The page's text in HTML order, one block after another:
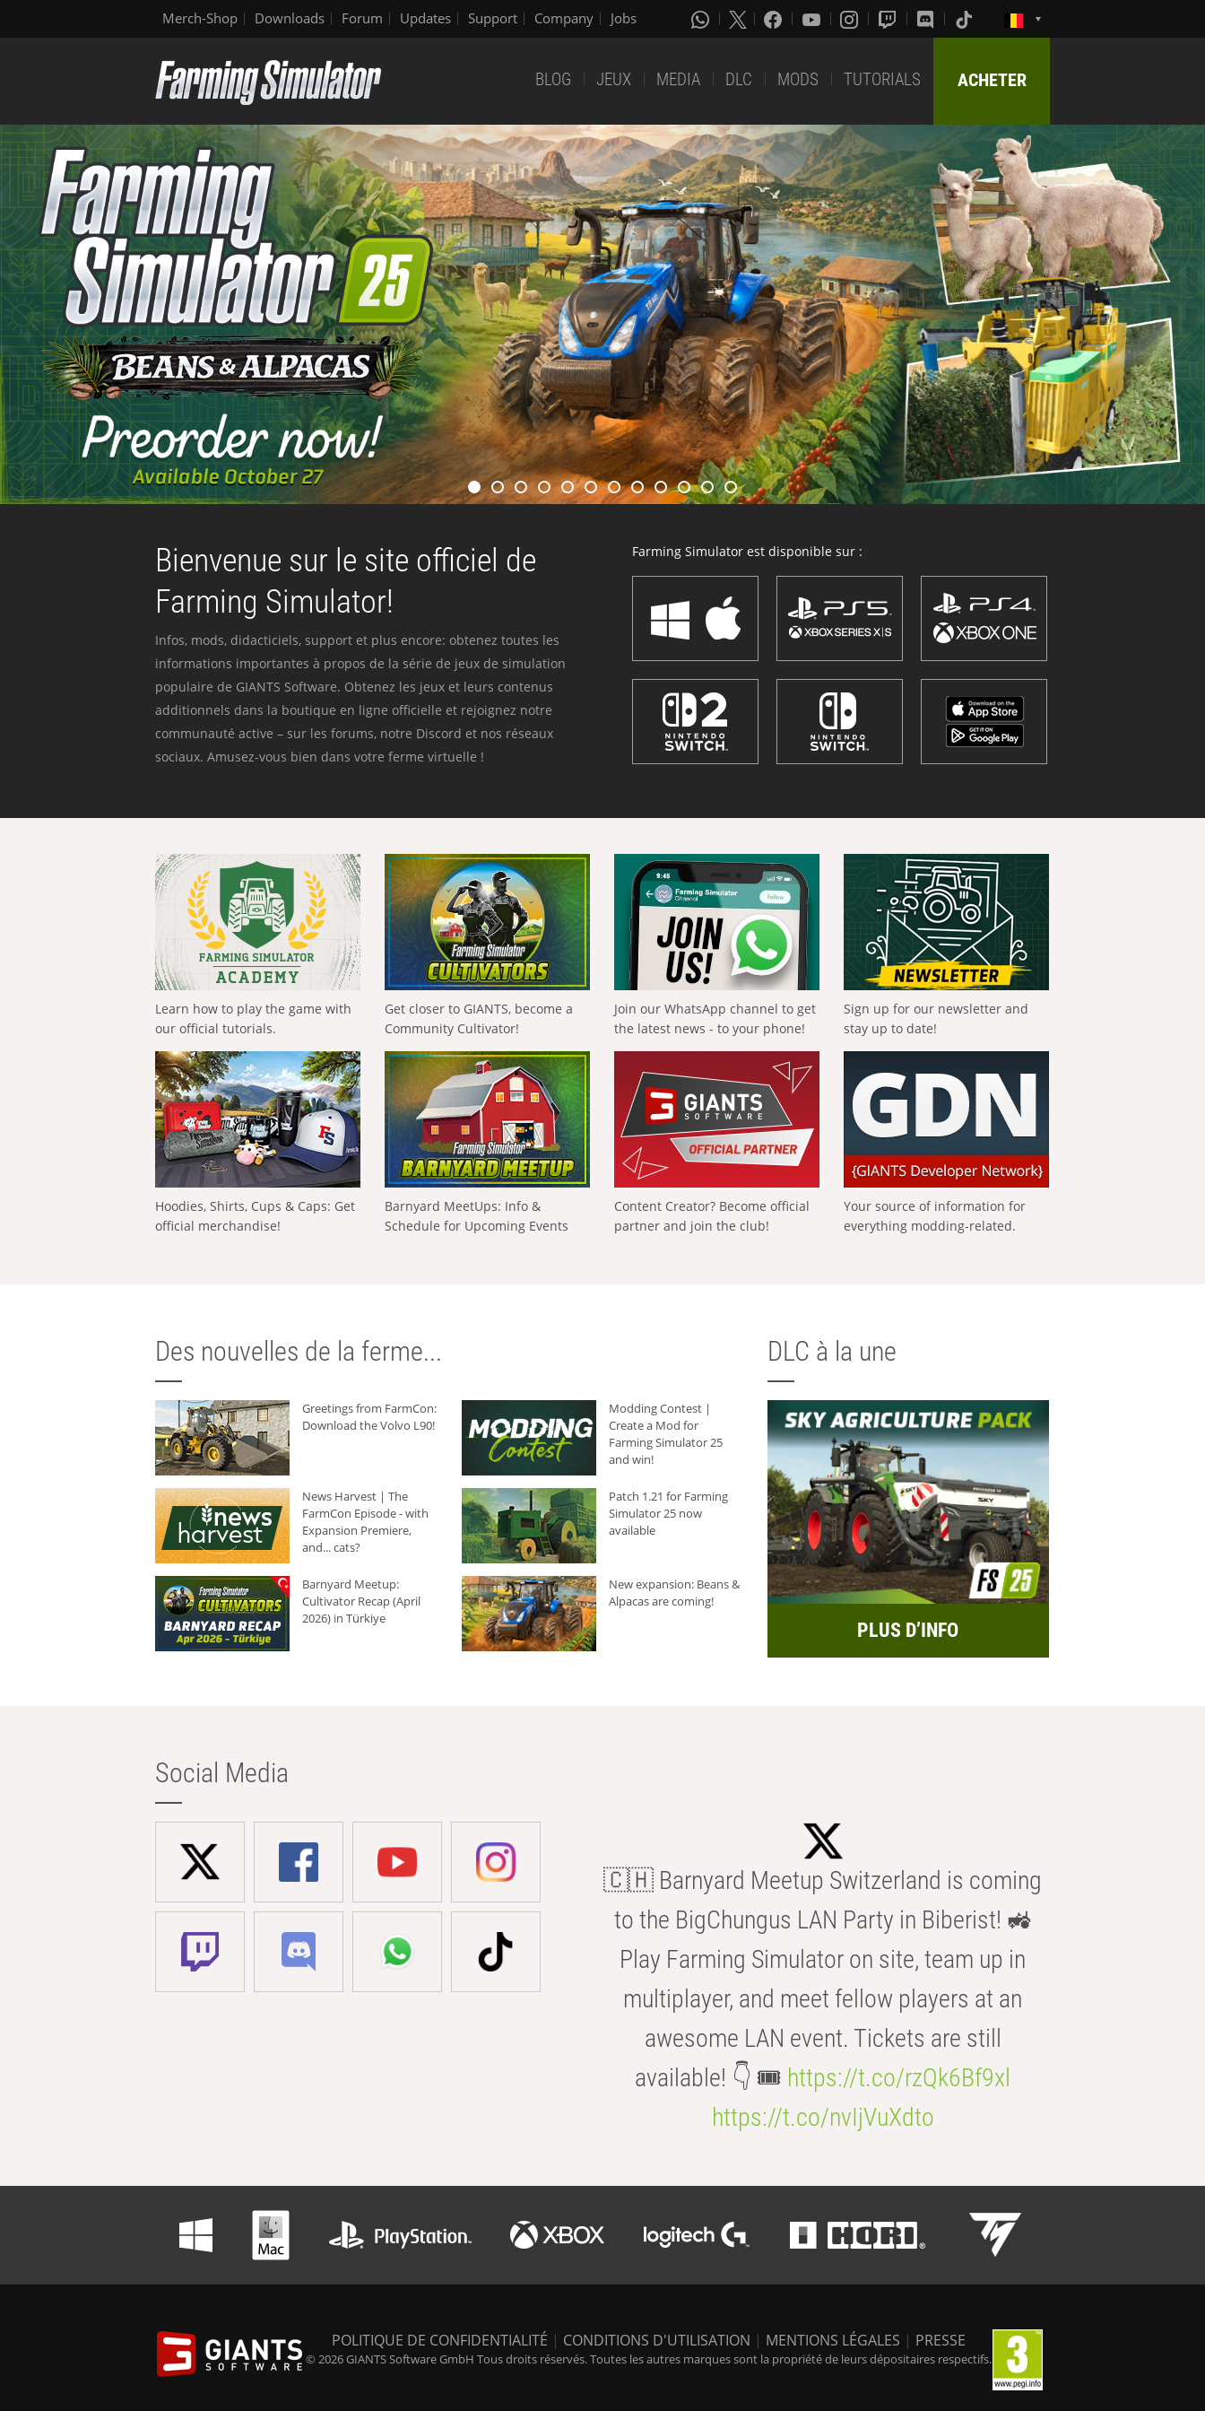
Merch-Shop Downloads Forum Updates Support Company Jobs
BLOG JEUX MEDIA DLC MODS TUTORIALS ACHETER
Bienvenue sur le site officiel de
Farming Simulator!
Infos, mods, didacticiels, support et plus encore: obtenez toutes les
informations importantes à propos de la série de jeux de simulation
populaire de GIANTS Software. Obtenez les jeux et leurs contenus
additionnels dans la boutique en ligne officielle et rejoignez notre
communauté active – sur les forums, notre Discord et nos réseaux
sociaux. Amusez-vous bien dans votre ferme virtuelle !
Farming Simulator est disponible sur :
Learn how to play the game with
our official tutorials.
Get closer to GIANTS, become a
Community Cultivator!
Join our WhatsApp channel to get
the latest news - to your phone!
Sign up for our newsletter and
stay up to date!
Hoodies, Shirts, Cups & Caps: Get
official merchandise!
Barnyard MeetUps: Info &
Schedule for Upcoming Events
Content Creator? Become official
partner and join the club!
Your source of information for
everything modding-related.
Des nouvelles de la ferme...
Greetings from FarmCon:
Download the Volvo L90!
Modding Contest |
Create a Mod for
Farming Simulator 25
and win!
News Harvest | The
FarmCon Episode - with
Expansion Premiere,
and... cats?
Patch 1.21 for Farming
Simulator 25 now
available
Barnyard Meetup:
Cultivator Recap (April
2026) in Türkiye
New expansion: Beans &
Alpacas are coming!
DLC à la une
PLUS D’INFO
Social Media
🇨🇭 Barnyard Meetup Switzerland is coming
to the BigChungus LAN Party in Biberist! 🚜
Play Farming Simulator on site, team up in
multiplayer, and meet fellow players at an
awesome LAN event. Tickets are still
available! 👇 🎟️ https://t.co/rzQk6Bf9xl
https://t.co/nvIjVuXdto
POLITIQUE DE CONFIDENTIALITÉ | CONDITIONS D'UTILISATION | MENTIONS LÉGALES | PRESSE
© 2026 GIANTS Software GmbH Tous droits réservés. Toutes les autres marques sont la propriété de leurs dépositaires respectifs.